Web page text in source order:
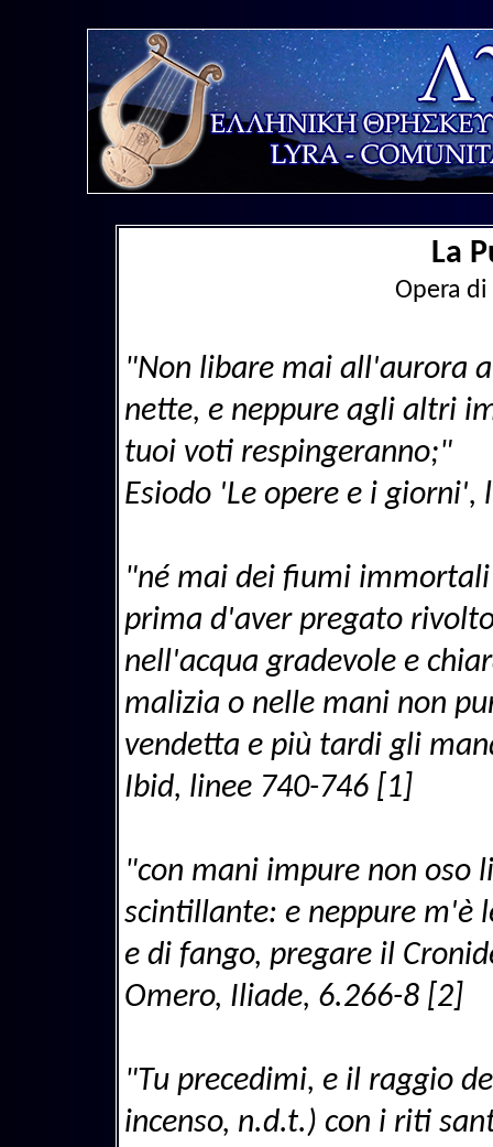
La
Opera
"Non libare mai all'aurora
nette, e neppure agli altri
tuoi voti respingeranno;"
Esiodo 'Le opere e i giorni',
"né mai dei fiumi
prima d'aver pregato
nell'acqua gradevole e
malizia o nelle mani non
vendetta e più tardi gli
Ibid, linee 740-746 [1]
"con mani impure non oso
scintillante: e neppure m'è
e di fango, pregare il
Omero, Iliade, 6.266-8 [2]
"Tu precedimi, e il raggio
incenso, n.d.t.) con i riti